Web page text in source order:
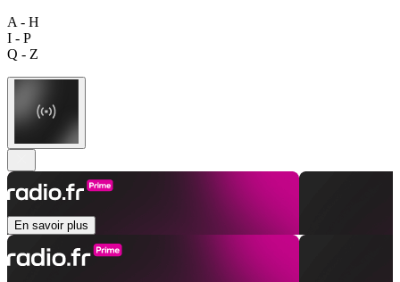
A - H
I - P
Q - Z
En savoir plus